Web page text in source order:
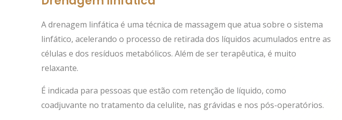
A drenagem linfática é uma técnica de massagem que atua sobre o sistema
linfático, acelerando o processo de retirada dos líquidos acumulados entre as
células e dos resíduos metabólicos. Além de ser terapêutica, é muito
relaxante.
É indicada para pessoas que estão com retenção de líquido, como
coadjuvante no tratamento da celulite, nas grávidas e nos pós-operatórios.